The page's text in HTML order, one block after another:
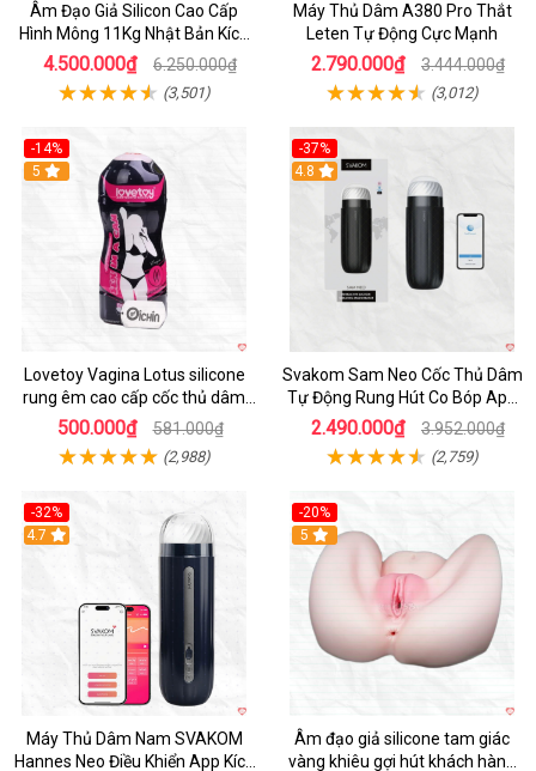
Âm Đạo Giả Silicon Cao Cấp
Hình Mông 11Kg Nhật Bản Kích
Thước Như Thật
4.500.000₫ 6.250.000₫
(3,501)
Máy Thủ Dâm A380 Pro Thắt
Leten Tự Động Cực Mạnh
2.790.000₫ 3.444.000₫
(3,012)
-14%
Hot
5
Lovetoy Vagina Lotus silicone
rung êm cao cấp cốc thủ dâm
nam
500.000₫ 581.000₫
(2,988)
-37%
4.8
Svakom Sam Neo Cốc Thủ Dâm
Tự Động Rung Hút Co Bóp App
Điều Khiển
2.490.000₫ 3.952.000₫
(2,759)
-32%
Hot
4.7
Máy Thủ Dâm Nam SVAKOM
Hannes Neo Điều Khiển App Kích
-20%
Hot
5
Âm đạo giả silicone tam giác
vàng khiêu gợi hút khách hàng